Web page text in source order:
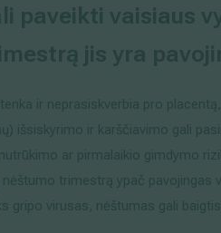
paveikti vaisiaus
jis yra
ir neprasiskverbia pro
išsiskyrimo ir karščiavimo gali
ar pirmalaikio gimdymo
trimestrą ypač pavojingas
gripo virusas, nėštumas gali